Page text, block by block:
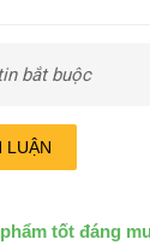
bắt buộc
LUẬN
tốt đáng